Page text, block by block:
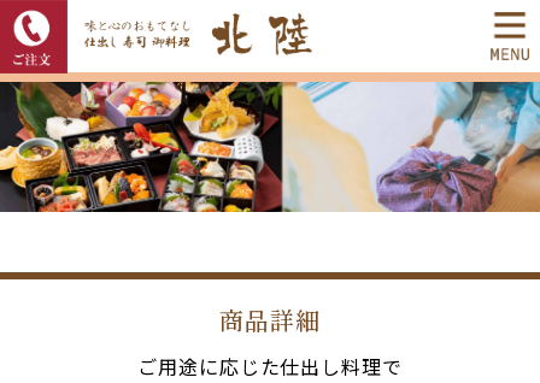
商品詳細
ご用途に応じた仕出し料理で